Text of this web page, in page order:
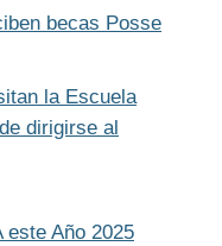
becas Posse
la Escuela
dirigirse al
este Año 2025